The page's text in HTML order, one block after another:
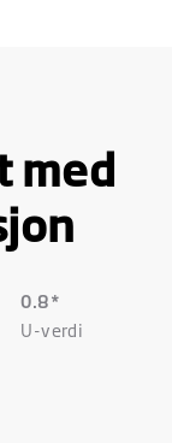
med
0.8*
U-verdi